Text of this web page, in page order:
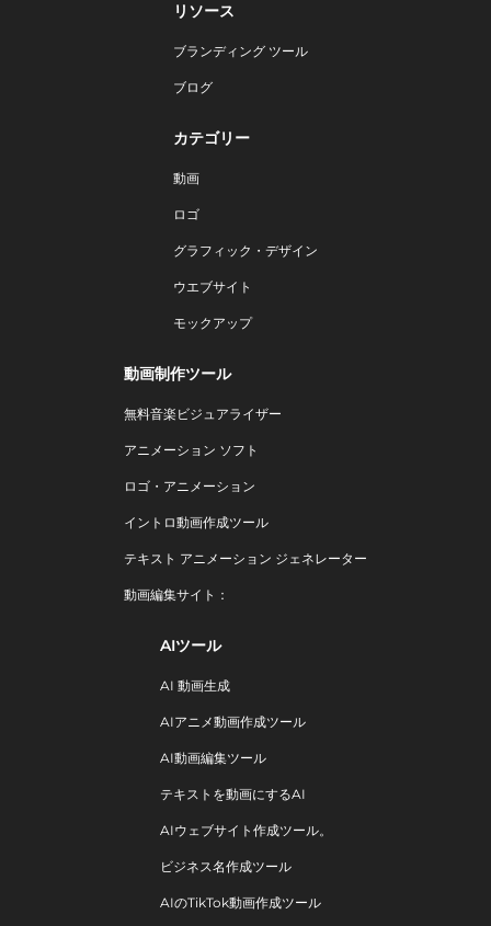
リソース
ブランディング ツール
ブログ
カテゴリー
動画
ロゴ
グラフィック・デザイン
ウエブサイト
モックアップ
動画制作ツール
無料音楽ビジュアライザー
アニメーション ソフト
ロゴ・アニメーション
イントロ動画作成ツール
テキスト アニメーション ジェネレーター
動画編集サイト：
AIツール
AI 動画生成
AIアニメ動画作成ツール
AI動画編集ツール
テキストを動画にするAI
AIウェブサイト作成ツール。
ビジネス名作成ツール
AIのTikTok動画作成ツール